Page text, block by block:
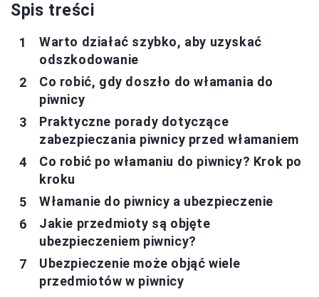
Spis treści
Warto działać szybko, aby uzyskać
odszkodowanie
Co robić, gdy doszło do włamania do
piwnicy
Praktyczne porady dotyczące
zabezpieczania piwnicy przed włamaniem
Co robić po włamaniu do piwnicy? Krok po
kroku
Włamanie do piwnicy a ubezpieczenie
Jakie przedmioty są objęte
ubezpieczeniem piwnicy?
Ubezpieczenie może objąć wiele
przedmiotów w piwnicy